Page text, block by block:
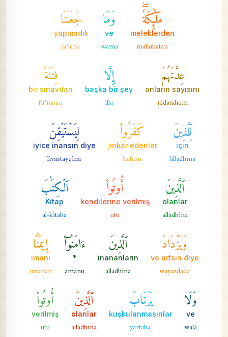
مَلَٰٓئِكَةٗۖ
meleklerden
malaikatan
وَمَا
ve
wama
جَعَلۡنَا
yapmadık
ja'alna
عِدَّتَهُمۡ
onların sayısını
iddatahum
إِلَّا
başka bir şey
illa
فِتۡنَةٗ
bir sınavdan
fit'natan
لِّلَّذِينَ
için
lilladhina
كَفَرُواْ
inkar edenler;
kafaru
لِيَسۡتَيۡقِنَ
iyice inansın diye
liyastayqina
ٱلَّذِينَ
olanlar
alladhina
أُوتُواْ
kendilerine verilmiş
utu
ٱلۡكِتَٰبَ
Kitap
al-kitaba
وَيَزۡدَادَ
ve artsın diye
wayazdada
ٱلَّذِينَ
inananların
alladhina
ءَامَنُوٓاْ
*
amanu
إِيمَٰنٗا
imanı
imanan
وَلَا
ve
wala
يَرۡتَابَ
kuşkulanmasınlar
yartaba
ٱلَّذِينَ
olanlar
alladhina
أُوتُواْ
verilmiş
utu